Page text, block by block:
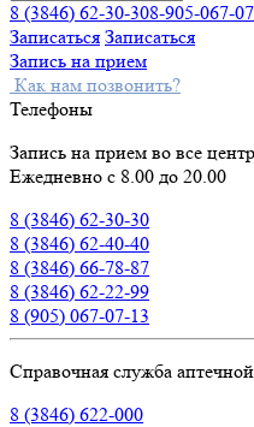
8 (3846) 62-30-308-905-067-
Записаться Записаться
Запись на прием
Как нам позвонить?
Телефоны
Запись на прием во все
Ежедневно с 8.00 до 20.00
8 (3846) 62-30-30
8 (3846) 62-40-40
8 (3846) 66-78-87
8 (3846) 62-22-99
8 (905) 067-07-13
Справочная служба
8 (3846) 622-000